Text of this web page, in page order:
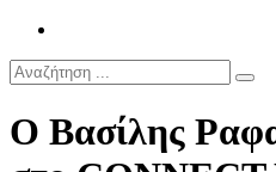
Ο Βασίλης